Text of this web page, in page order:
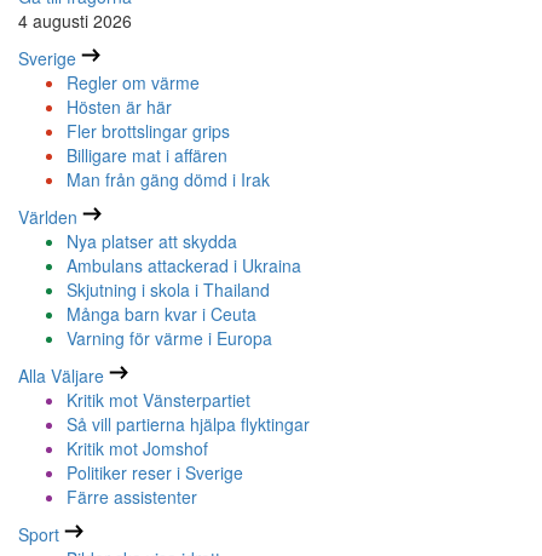
4 augusti 2026
Sverige
Regler om värme
Hösten är här
Fler brottslingar grips
Billigare mat i affären
Man från gäng dömd i Irak
Världen
Nya platser att skydda
Ambulans attackerad i Ukraina
Skjutning i skola i Thailand
Många barn kvar i Ceuta
Varning för värme i Europa
Alla Väljare
Kritik mot Vänsterpartiet
Så vill partierna hjälpa flyktingar
Kritik mot Jomshof
Politiker reser i Sverige
Färre assistenter
Sport